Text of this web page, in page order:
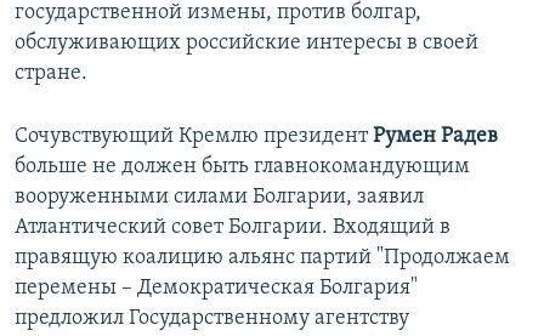
государственной измены, против болгар,
обслуживающих российские интересы в своей
стране.
Сочувствующий Кремлю президентРумен Радев
больше не должен быть главнокомандующим
вооруженными силами Болгарии, заявил
Атлантический совет Болгарии. Входящий в
правящую коалицию альянс партий "Продолжаем
перемены – Демократическая Болгария"
предложил Государственному агентству